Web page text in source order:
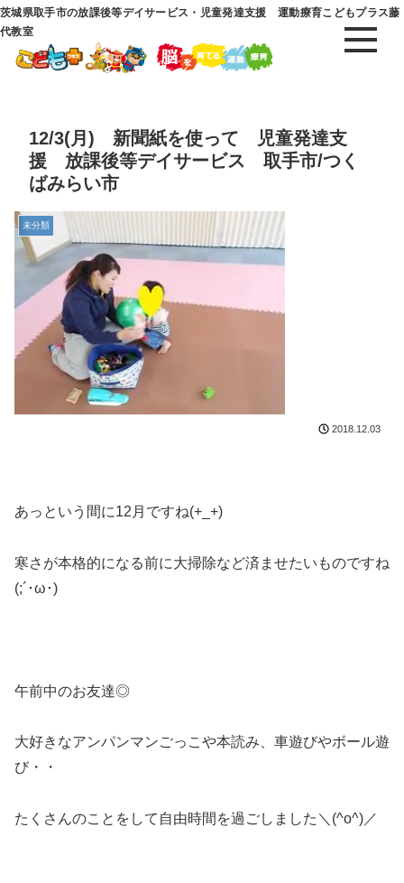
茨城県取手市の放課後等デイサービス・児童発達支援 運動療育こどもプラス藤
代教室
12/3(月) 新聞紙を使って 児童発達支
援 放課後等デイサービス 取手市/つく
ばみらい市
未分類
2018.12.03
あっという間に12月ですね(+_+)
寒さが本格的になる前に大掃除など済ませたいものですね
(;´･ω･)
午前中のお友達◎
大好きなアンパンマンごっこや本読み、車遊びやボール遊
び・・
たくさんのことをして自由時間を過ごしました＼(^o^)／